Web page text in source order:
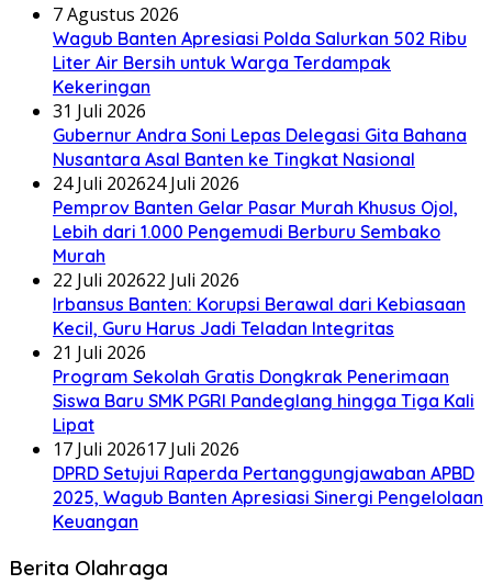
7 Agustus 2026
Wagub Banten Apresiasi Polda Salurkan 502 Ribu
Liter Air Bersih untuk Warga Terdampak
Kekeringan
31 Juli 2026
Gubernur Andra Soni Lepas Delegasi Gita Bahana
Nusantara Asal Banten ke Tingkat Nasional
24 Juli 202624 Juli 2026
Pemprov Banten Gelar Pasar Murah Khusus Ojol,
Lebih dari 1.000 Pengemudi Berburu Sembako
Murah
22 Juli 202622 Juli 2026
Irbansus Banten: Korupsi Berawal dari Kebiasaan
Kecil, Guru Harus Jadi Teladan Integritas
21 Juli 2026
Program Sekolah Gratis Dongkrak Penerimaan
Siswa Baru SMK PGRI Pandeglang hingga Tiga Kali
Lipat
17 Juli 202617 Juli 2026
DPRD Setujui Raperda Pertanggungjawaban APBD
2025, Wagub Banten Apresiasi Sinergi Pengelolaan
Keuangan
Berita Olahraga